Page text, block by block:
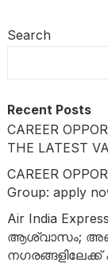
Search
Recent Posts
CAREER
THE LATEST
CAREER
Group: apply
Air India
ആശ്വാസം;